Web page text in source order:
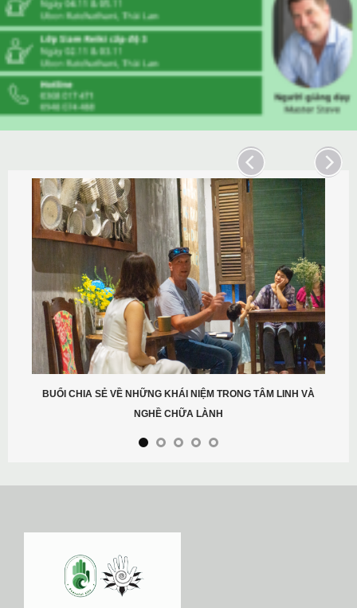
BUỔI CHIA SẺ VỀ NHỮNG KHÁI NIỆM TRONG TÂM LINH VÀ
NGHỀ CHỮA LÀNH